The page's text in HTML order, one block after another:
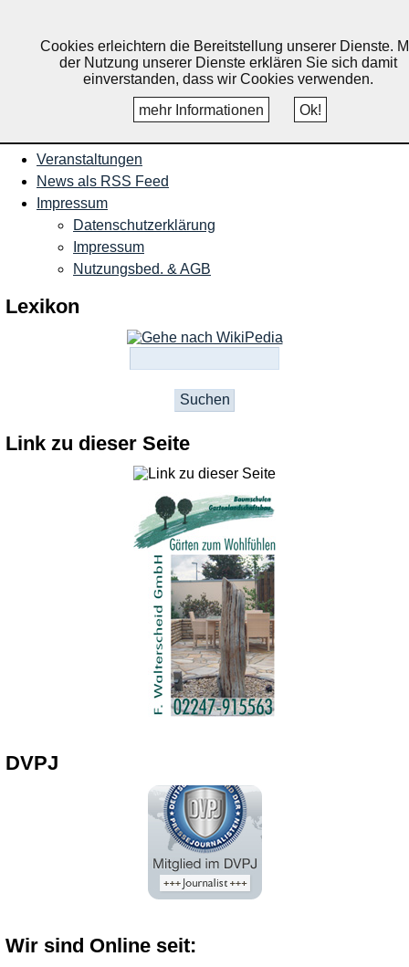
Ruppichteroth, Schönenberg,
Winterscheid
Veranstaltungen
News als RSS Feed
Impressum
Datenschutzerklärung
Impressum
Nutzungsbed. & AGB
Lexikon
Link zu dieser Seite
DVPJ
Wir sind Online seit:
Cookies erleichtern die Bereitstellung unserer Dienste.
der Nutzung unserer Dienste erklären Sie sich damit
einverstanden, dass wir Cookies verwenden.
mehr Informationen
Ok!